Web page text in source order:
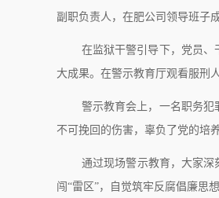
副职负责人，在肥公司领导班子
在监狱干警引导下，党员
大成果。在警示教育厅观看服刑
警示教育会上，一名职务
不可挽回的伤害，辜负了党的培
通过现场警示教育，大家深
闯“雷区”，自觉筑牢反腐倡廉思